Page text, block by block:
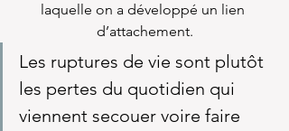
laquelle on a développé un lien
d’attachement.‍
Les ruptures de vie sont plutôt
les pertes du quotidien qui
viennent secouer voire faire